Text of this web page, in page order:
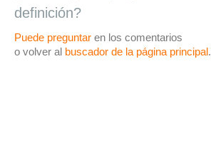
definición?
Puede preguntar en los comentarios
o volver al buscador de la página principal.